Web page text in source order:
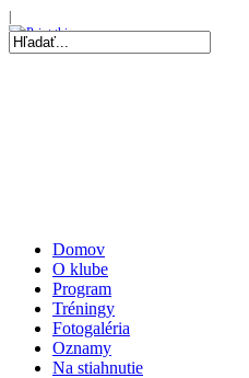
Domov
O klube
Program
Tréningy
Fotogaléria
Oznamy
Na stiahnutie